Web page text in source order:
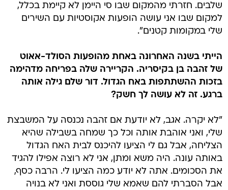
שלבים. חזרתי מהמקום שבו סי היימן לא קיימת בכלל,
למקום שבו אני עושה הופעות אקוסטיות עם השירים
שלי במקומות קטנים".
הייתי בשנה האחרונה באחת מהופעות הסולד-אאוט
של זהבה בן בקיסריה. הקריירה שלה בפריחה מדהימה
בזכות ההשתתפות באח הגדול. דור שלם גילה אותה
ברגע. זה לא עושה לך חשק?
"לא יקרה. אגב, לא יודעת אם זהבה נכנסה על המשבצת
שלי, ואני אוהבת אותה וכל כך שמחה בשבילה שהיא
הצליחה, אבל גם לי הציעו להיכנס לבית האח הגדול
באותה עונה. היה משא ומתן, אני לא רוצה אפילו להגיד
את הסכומים. אתה לא יודע כמה הציעו לי. הרבה כסף,
אבל הסברתי להם שאמא שלי גוססת ואני לא בנויה